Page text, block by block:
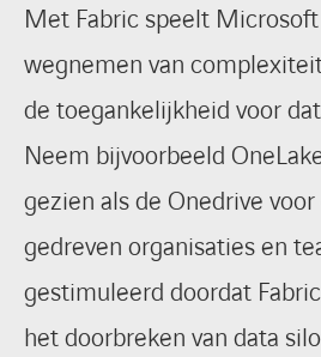
Met Fabric speelt
wegnemen van
de toegankelijkheid voor
Neem bijvoorbeeld
gezien als de Onedrive voor
gedreven organisaties en
gestimuleerd doordat
het doorbreken van data